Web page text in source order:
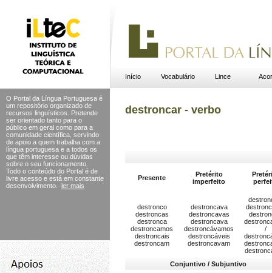
Início Vocabulário Lince
O Portal da Língua Portuguesa é
um repositório organizado de
recursos linguísticos. Pretende
ser orientado tanto para o
público em geral como para a
comunidade científica, servindo
de apoio a quem trabalha com a
língua portuguesa e a todos os
que têm interesse ou dúvidas
sobre o seu funcionamento.
Todo o conteúdo do Portal é de
livre acesso e está em constante
desenvolvimento.
ler mais
destroncar - verbo
Presente
Pretérito
imperfeito
destronco
destroncas
destronca
destroncamos
destroncais
destroncam
destroncava
destroncavas
destroncava
destroncávamos
destroncáveis
destroncavam
/
Conjuntivo / Subjuntivo